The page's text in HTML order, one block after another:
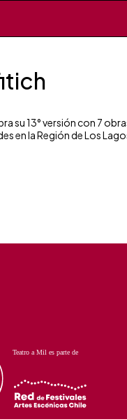
su 13° versión con 7
en la Región de Los